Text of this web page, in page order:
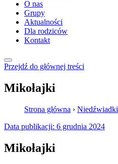
O nas
Grupy
Aktualności
Dla rodziców
Kontakt
Przejdź do głównej treści
Mikołajki
Strona główna › Niedźwiadki
Data publikacji: 6 grudnia 2024
Mikołajki